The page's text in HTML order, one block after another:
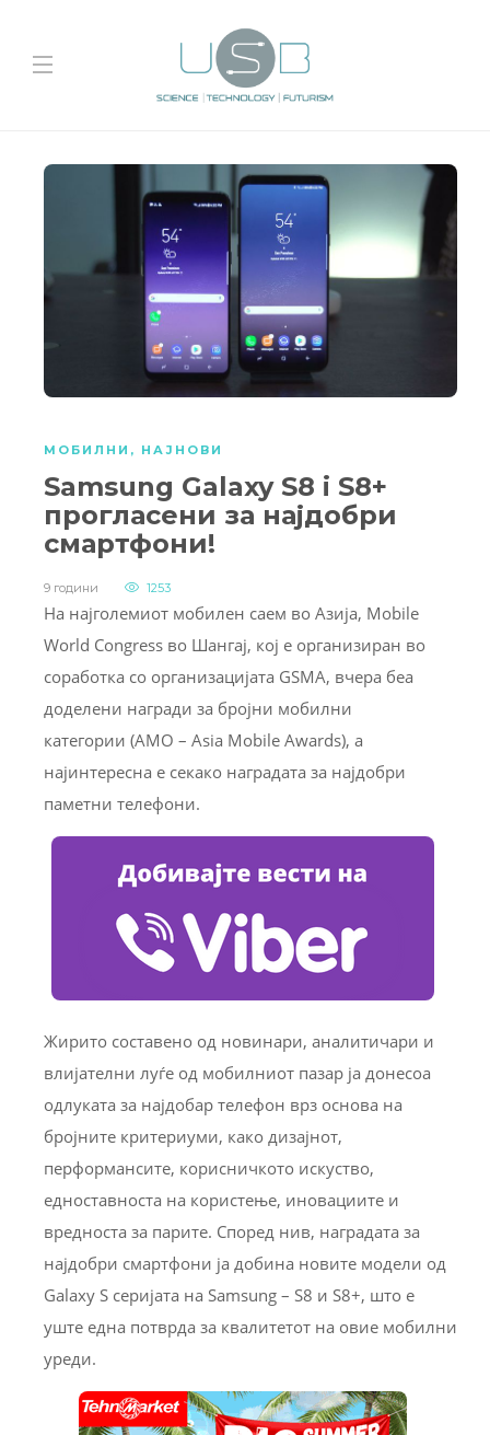
МОБИЛНИ , НАЈНОВИ
Samsung Galaxy S8 i S8+
прогласени за најдобри
смартфони!
9 години 1253
На најголемиот мобилен саем во Азија, Mobile
World Congress во Шангај, кој е организиран во
соработка со организацијата GSMA, вчера беа
доделени награди за бројни мобилни
категории (AMO – Asia Mobile Awards), а
најинтересна е секако наградата за најдобри
паметни телефони.
Жирито составено од новинари, аналитичари и
влијателни луѓе од мобилниот пазар ја донесоа
одлуката за најдобар телефон врз основа на
бројните критериуми, како дизајнот,
перформансите, корисничкото искуство,
едноставноста на користење, иновациите и
вредноста за парите. Според нив, наградата за
најдобри смартфони ја добина новите модели од
Galaxy S серијата на Samsung – S8 и S8+, што е
уште една потврда за квалитетот на овие мобилни
уреди.